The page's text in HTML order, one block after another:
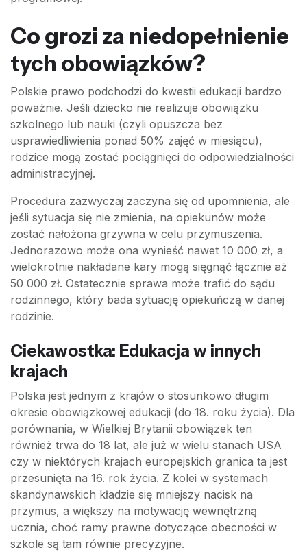
Co grozi za niedopełnienie
tych obowiązków?
Polskie prawo podchodzi do kwestii edukacji bardzo
poważnie. Jeśli dziecko nie realizuje obowiązku
szkolnego lub nauki (czyli opuszcza bez
usprawiedliwienia ponad 50% zajęć w miesiącu),
rodzice mogą zostać pociągnięci do odpowiedzialności
administracyjnej.
Procedura zazwyczaj zaczyna się od upomnienia, ale
jeśli sytuacja się nie zmienia, na opiekunów może
zostać nałożona grzywna w celu przymuszenia.
Jednorazowo może ona wynieść nawet 10 000 zł, a
wielokrotnie nakładane kary mogą sięgnąć łącznie aż
50 000 zł. Ostatecznie sprawa może trafić do sądu
rodzinnego, który bada sytuację opiekuńczą w danej
rodzinie.
Ciekawostka: Edukacja w innych
krajach
Polska jest jednym z krajów o stosunkowo długim
okresie obowiązkowej edukacji (do 18. roku życia). Dla
porównania, w Wielkiej Brytanii obowiązek ten
również trwa do 18 lat, ale już w wielu stanach USA
czy w niektórych krajach europejskich granica ta jest
przesunięta na 16. rok życia. Z kolei w systemach
skandynawskich kładzie się mniejszy nacisk na
przymus, a większy na motywację wewnętrzną
ucznia, choć ramy prawne dotyczące obecności w
szkole są tam równie precyzyjne.